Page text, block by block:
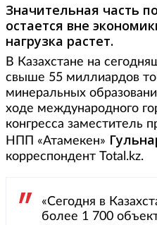
Значительная часть
остается вне
нагрузка растет.
В Казахстане на
свыше 55 миллиардов
минеральных
ходе международного
конгресса заместитель
НПП «Атамекен»
корреспондент Total.kz.
«Сегодня в
более 1 700